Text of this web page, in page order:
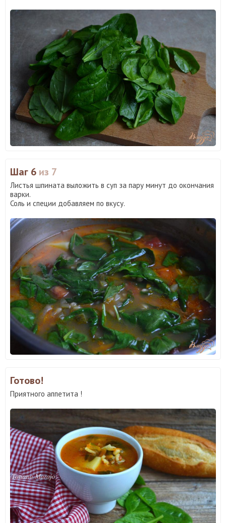
Шаг 6 из 7
Листья шпината выложить в суп за пару минут до окончания
варки.
Соль и специи добавляем по вкусу.
Готово!
Приятного аппетита !